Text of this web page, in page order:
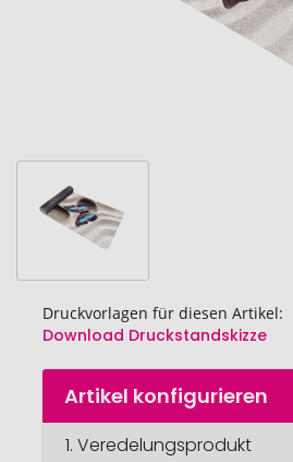
Druckvorlagen für diesen Artikel:
Download Druckstandskizze
Zum
Anfang
Bildgalerie
Artikel konfigurieren
1. Veredelungsprodukt